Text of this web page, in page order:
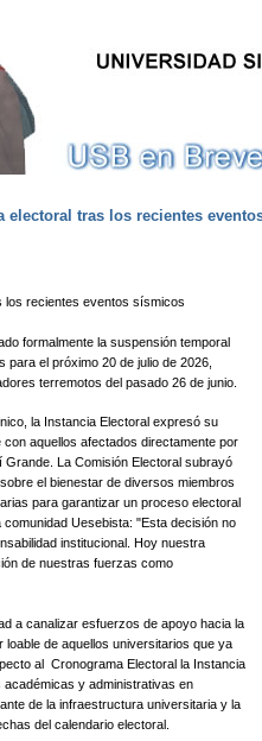
principal
electoral tras los recientes
los recientes eventos sísmicos
formalmente la suspensión temporal
el próximo 20 de julio de 2026,
terremotos del pasado 26 de junio.​
la Instancia Electoral expresó su
aquellos afectados directamente por
​La Comisión Electoral subrayó
el bienestar de diversos miembros
para garantizar un proceso electoral
Uesebista: "Esta decisión no
institucional. Hoy nuestra
de nuestras fuerzas como
a canalizar esfuerzos de apoyo hacia la
de aquellos universitarios que ya
al Cronograma Electoral la Instancia
y administrativas en
de la infraestructura universitaria y la
del calendario electoral.